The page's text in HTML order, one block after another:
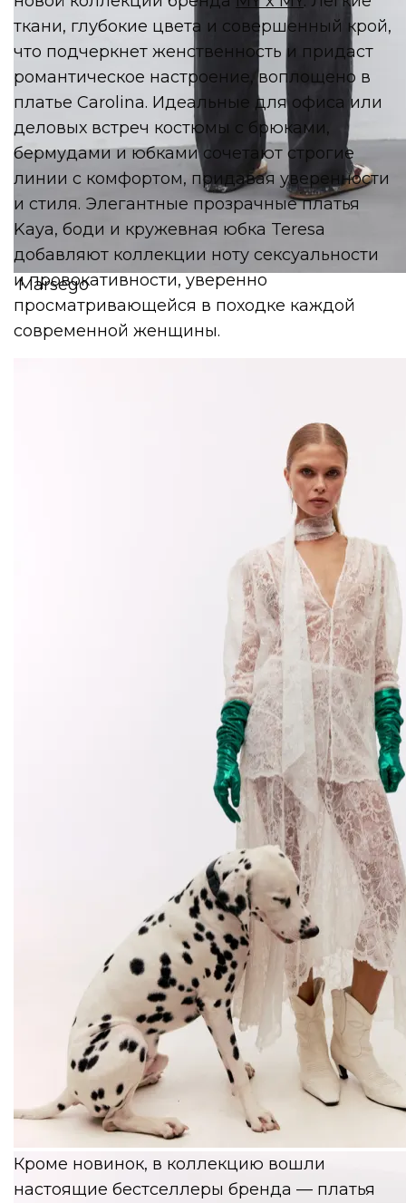
Marsego
ткани, глубокие цвета и совершенный крой,
что подчеркнет женственность и придаст
романтическое настроение, воплощено в
платье Carolina. Идеальные для офиса или
деловых встреч костюмы с брюками,
бермудами и юбками сочетают строгие
линии с комфортом, придавая уверенности
и стиля. Элегантные прозрачные платья
Kaya, боди и кружевная юбка Teresa
добавляют коллекции ноту сексуальности
и провокативности, уверенно
просматривающейся в походке каждой
современной женщины.
MY x MY
Кроме новинок, в коллекцию вошли
настоящие бестселлеры бренда — платья